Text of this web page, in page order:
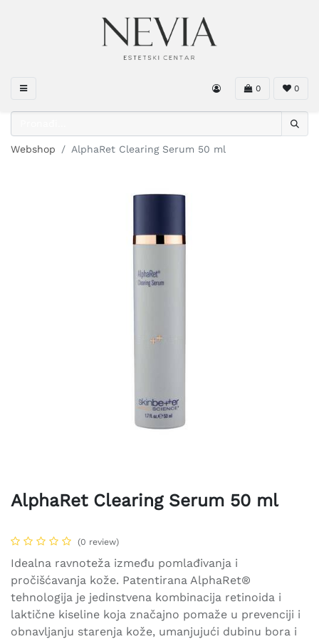
0 0
Webshop AlphaRet Clearing Serum 50 ml
AlphaRet Clearing Serum 50 ml
(0 review)
Idealna ravnoteža između pomlađivanja i
pročišćavanja kože. Patentirana AlphaRet®
tehnologija je jedinstvena kombinacija retinoida i
laktične kiseline koja značajno pomaže u prevenciji i
obnavljanju starenja kože, umanjujući dubinu bora i